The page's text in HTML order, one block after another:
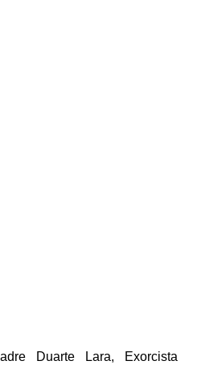
Duarte Lara, Exorcista